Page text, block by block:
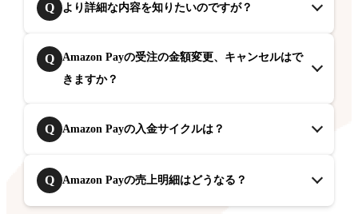
Q より詳細な内容を知りたいのですが？
Q
Amazon Payの受注の金額変更、キャンセルはで
きますか？
Q Amazon Payの入金サイクルは？
Q Amazon Payの売上明細はどうなる？